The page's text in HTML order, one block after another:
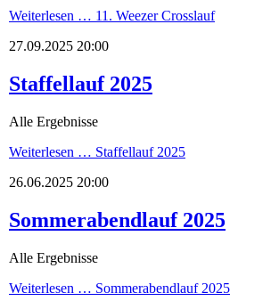
Weiterlesen … 11. Weezer Crosslauf
27.09.2025 20:00
Staffellauf 2025
Alle Ergebnisse
Weiterlesen … Staffellauf 2025
26.06.2025 20:00
Sommerabendlauf 2025
Alle Ergebnisse
Weiterlesen … Sommerabendlauf 2025